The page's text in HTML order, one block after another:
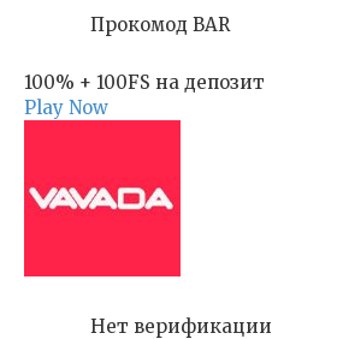
Прокомод BAR
100% + 100FS на депозит
Play Now
Нет верификации